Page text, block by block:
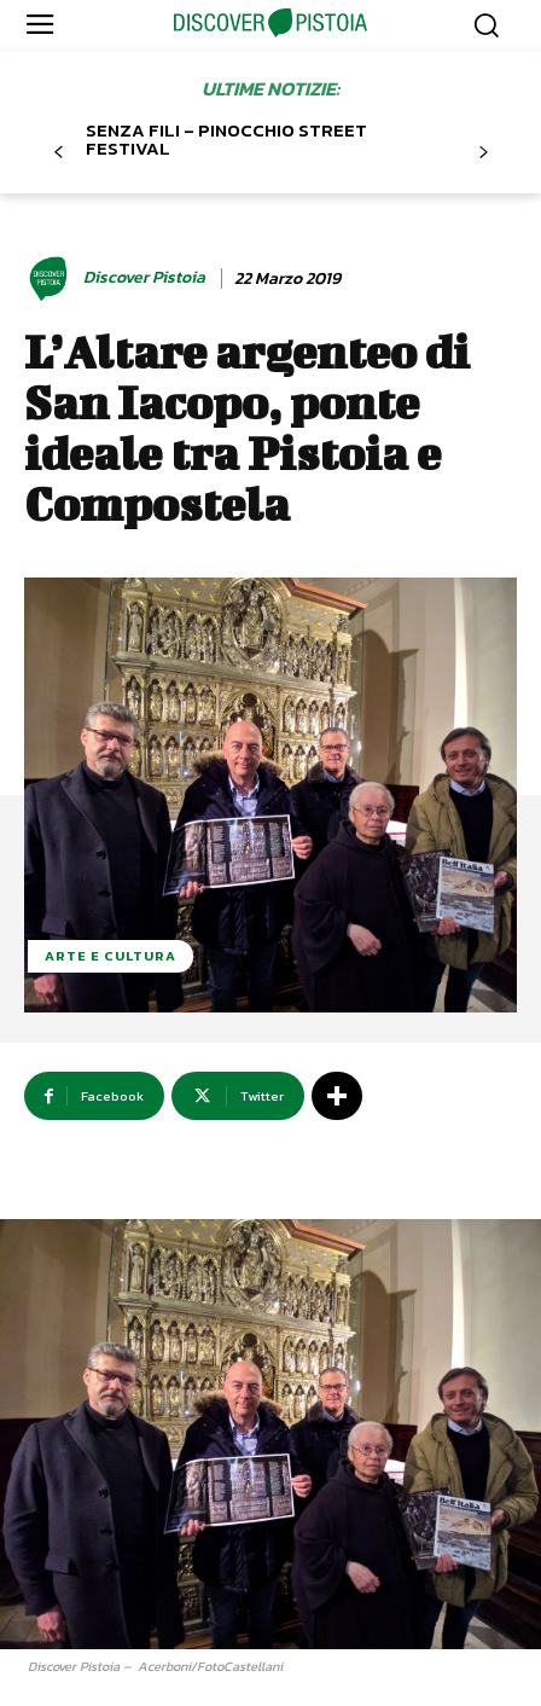
ULTIME NOTIZIE:
SENZA FILI – PINOCCHIO STREET
FESTIVAL
Discover Pistoia 22 Marzo 2019
L’Altare argenteo di
San Iacopo, ponte
ideale tra Pistoia e
Compostela
ARTE E CULTURA
Facebook Twitter
Discover Pistoia – Acerboni/FotoCastellani